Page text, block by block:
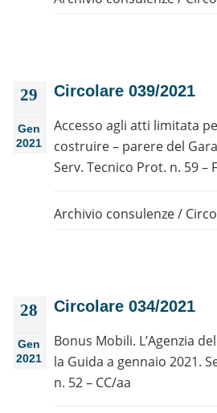
29
Gen
2021
Circolare 039/2021
Accesso agli atti limitata
costruire – parere del
Serv. Tecnico Prot. n. 59 –
Archivio consulenze/
28
Gen
2021
Circolare 034/2021
Bonus Mobili. L’Agenzia
la Guida a gennaio 2021.
n. 52 – CC/aa